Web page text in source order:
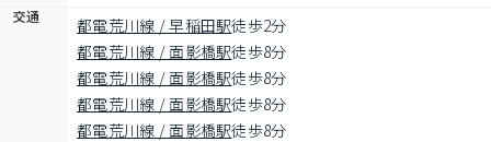
交通 都電荒川線 / 早稲田駅徒歩2分
都電荒川線 / 面影橋駅徒歩8分
都電荒川線 / 面影橋駅徒歩8分
都電荒川線 / 面影橋駅徒歩8分
都電荒川線 / 面影橋駅徒歩8分